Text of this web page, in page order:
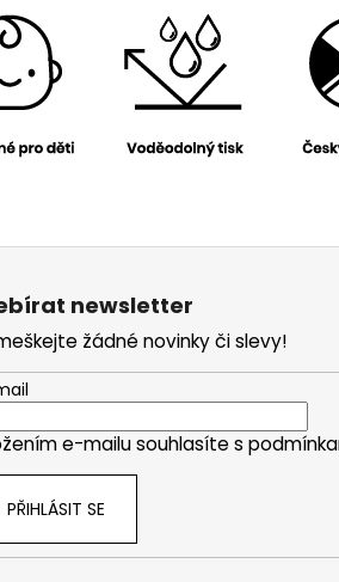
newsletter
žádné novinky či slevy!
e-mailu souhlasíte s
PŘIHLÁSIT SE